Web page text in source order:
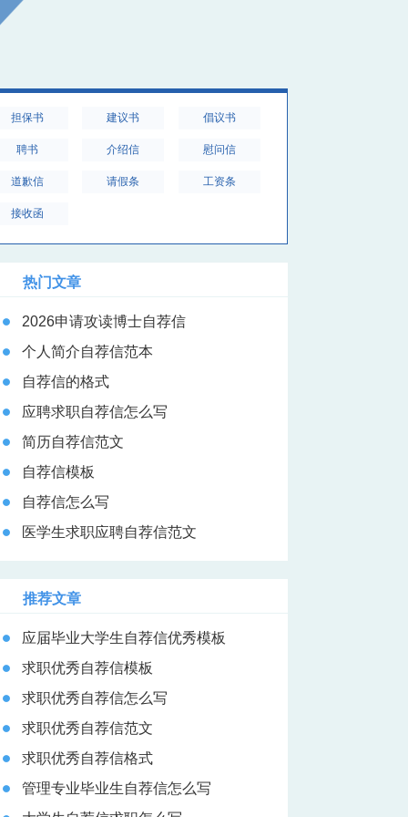
担保书 建议书 倡议书
聘书 介绍信 慰问信
道歉信 请假条 工资条
接收函
热门文章
2026申请攻读博士自荐信
个人简介自荐信范本
自荐信的格式
应聘求职自荐信怎么写
简历自荐信范文
自荐信模板
自荐信怎么写
医学生求职应聘自荐信范文
推荐文章
应届毕业大学生自荐信优秀模板
求职优秀自荐信模板
求职优秀自荐信怎么写
求职优秀自荐信范文
求职优秀自荐信格式
管理专业毕业生自荐信怎么写